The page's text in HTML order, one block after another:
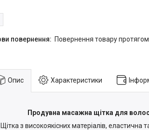
повернення товару
Опис Характеристики
Продувна масажна щітка для
Щітка з високоякісних матеріалів, еластична